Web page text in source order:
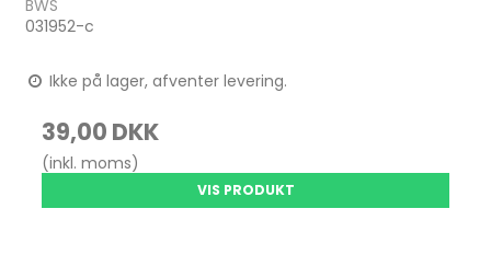
BWS
031952-c
Ikke på lager, afventer levering.
39,00 DKK
(inkl. moms)
VIS PRODUKT